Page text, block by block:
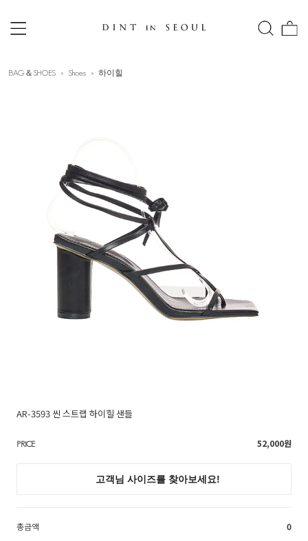
BAG＆SHOES Shoes 하이힐
AR-3593 씬 스트랩 하이힐 샌들
PRICE 52,000원
총금액 0